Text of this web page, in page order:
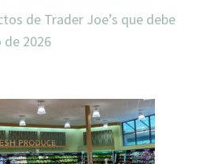
de Trader Joe’s que debe
de 2026